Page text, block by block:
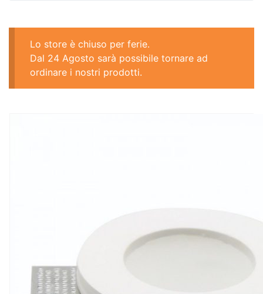
Lo store è chiuso per ferie.
Dal 24 Agosto sarà possibile tornare ad
ordinare i nostri prodotti.